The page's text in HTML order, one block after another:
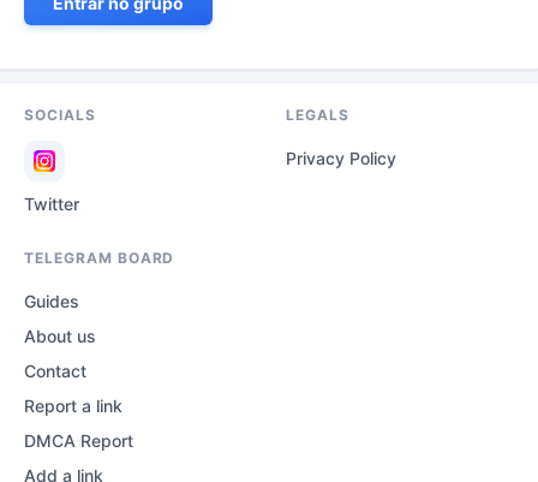
SOCIALS
Twitter
LEGALS
Privacy Policy
TELEGRAM BOARD
Guides
About us
Contact
Report a link
DMCA Report
Add a link